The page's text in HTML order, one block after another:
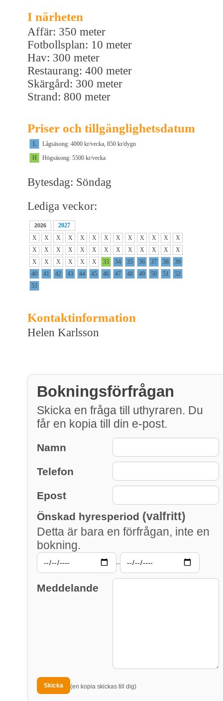
I närheten
Affär: 350 meter
Fotbollsplan: 10 meter
Hav: 300 meter
Restaurang: 400 meter
Skärgård: 300 meter
Strand: 800 meter
Priser och tillgänglighetsdatum
L
Lågsäsong: 4000 kr/vecka, 850 kr/dygn
H
Högsäsong: 5500 kr/vecka
Bytesdag: Söndag
Lediga veckor:
2026
2027
X
X X X X X X X X X X X
X
X
X X X X X X X X X X X
X
X
X X X X X 33 34 35 36 37 38
39
40
41 42 43 44 45 46 47 48 49 50 51
52
53
Kontaktinformation
Helen Karlsson
Bokningsförfrågan
Skicka en fråga till uthyraren. Du
får en kopia till din e-post.
Namn
Telefon
Epost
Önskad hyresperiod (valfritt)
Detta är bara en förfrågan, inte en
bokning.
–
Meddelande
(en kopia skickas till dig)